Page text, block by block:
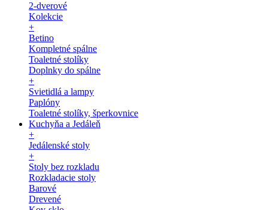
2-dverové
Kolekcie
+
Betino
Kompletné spálne
Toaletné stolíky
Doplnky do spálne
+
Svietidlá a lampy
Paplóny
Toaletné stolíky, šperkovnice
Kuchyňa a Jedáleň
+
Jedálenské stoly
+
Stoly bez rozkladu
Rozkladacie stoly
Barové
Drevené